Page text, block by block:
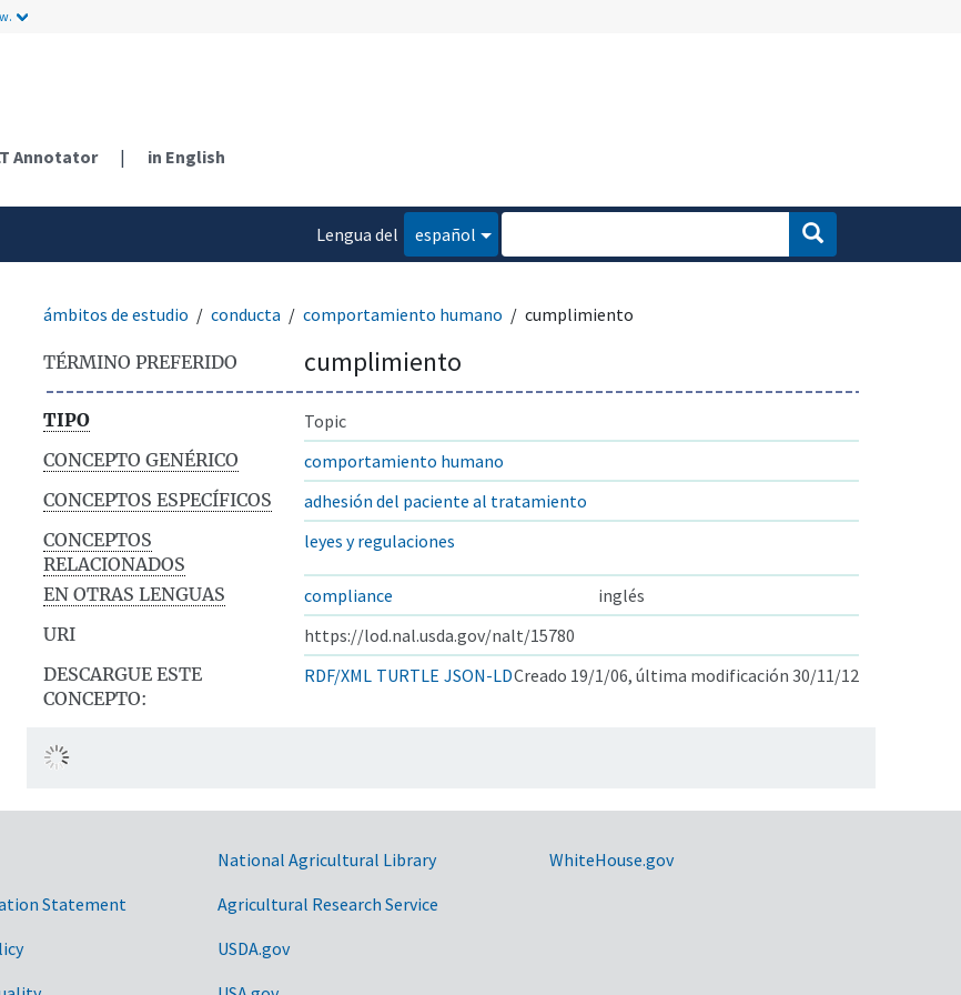
Annotator | in English
Lengua del
español
ámbitos de estudio conducta comportamiento humano cumplimiento
TÉRMINO PREFERIDO cumplimiento
TIPO
Topic
CONCEPTO GENÉRICO
comportamiento humano
CONCEPTOS ESPECÍFICOS
adhesión del paciente al tratamiento
CONCEPTOS
RELACIONADOS
leyes y regulaciones
EN OTRAS LENGUAS compliance
inglés
URI
https://lod.nal.usda.gov/nalt/15780
DESCARGUE ESTE
CONCEPTO:
RDF/XML TURTLE JSON-LDCreado 19/1/06, última modificación 30/11/12
Statement
National Agricultural Library
Agricultural Research Service
USDA.gov
WhiteHouse.gov